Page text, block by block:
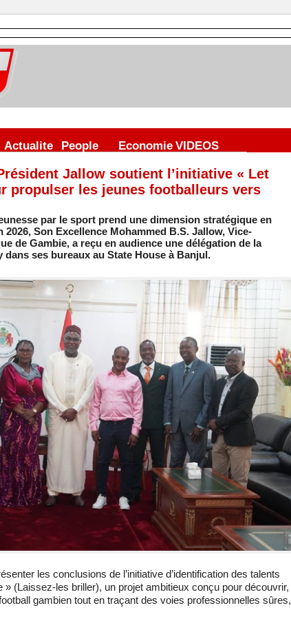
Actualite People Economie VIDEOS
Jallow soutient l’initiative « Let
propulser les jeunes footballeurs vers
par le sport prend une dimension stratégique en
2026, Son Excellence Mohammed B.S. Jallow, Vice-
de Gambie, a reçu en audience une délégation de la
dans ses bureaux au State House à Banjul.
les conclusions de l’initiative d’identification des talents
» (Laissez-les briller), un projet ambitieux conçu pour découvrir,
gambien tout en traçant des voies professionnelles sûres,